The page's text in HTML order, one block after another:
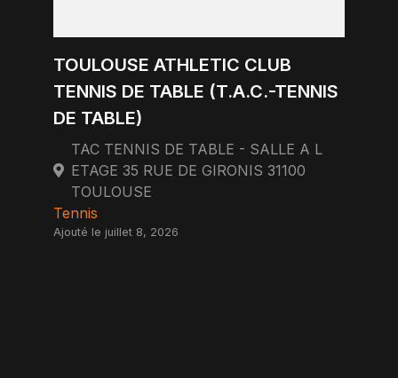
TOULOUSE ATHLETIC CLUB
TENNIS DE TABLE (T.A.C.-TENNIS
DE TABLE)
TAC TENNIS DE TABLE - SALLE A L
ETAGE 35 RUE DE GIRONIS 31100
TOULOUSE
Tennis
Ajouté le juillet 8, 2026